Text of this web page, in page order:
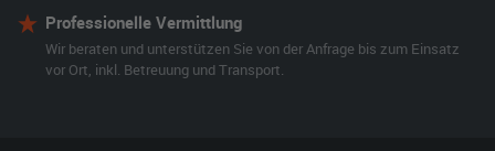
Professionelle Vermittlung
Wir beraten und unterstützen Sie von der Anfrage bis zum Einsatz
vor Ort, inkl. Betreuung und Transport.